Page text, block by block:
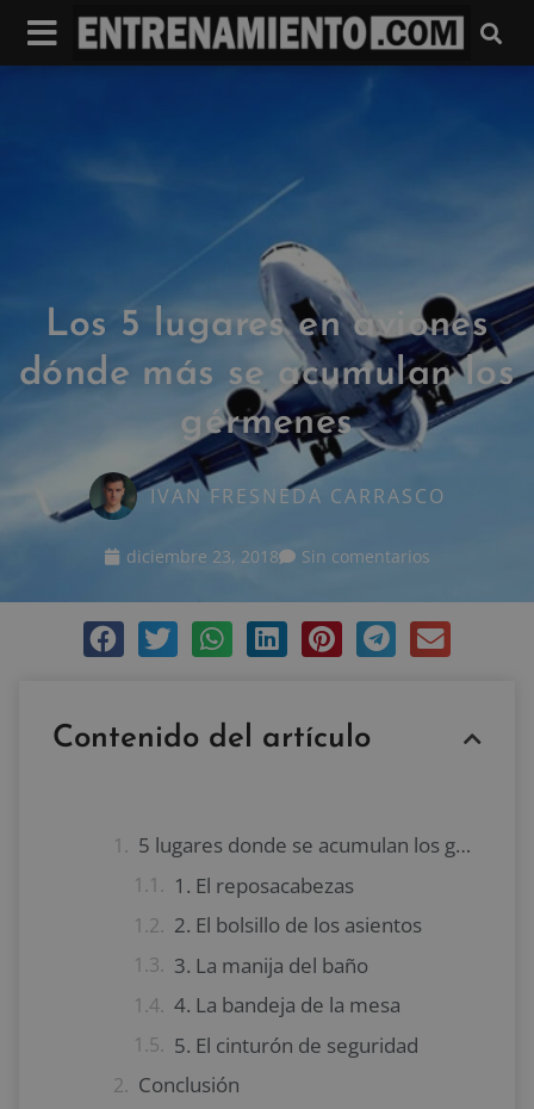
Los 5 lugares en aviones
dónde más se acumulan los
gérmenes
IVAN FRESNEDA CARRASCO
diciembre 23, 2018 Sin comentarios
Contenido del artículo
5 lugares donde se acumulan los gérmenes en un avión
1. El reposacabezas
2. El bolsillo de los asientos
3. La manija del baño
4. La bandeja de la mesa
5. El cinturón de seguridad
Conclusión